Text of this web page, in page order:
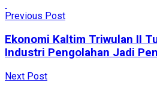
Previous Post
Ekonomi Kaltim Triwulan II
Industri Pengolahan Jadi
Next Post